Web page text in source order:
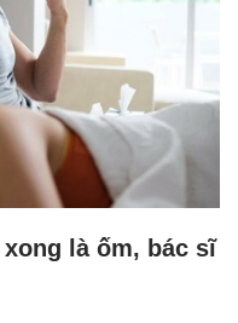
là ốm, bác sĩ